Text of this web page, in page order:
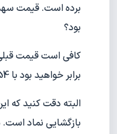
برده است. قیمت
بود؟
برابر خواهید بود با 1854 ریال.
البته دقت کنید که
بازگشایی نماد